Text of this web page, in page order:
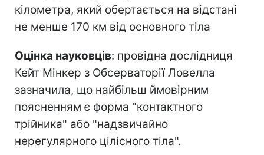
кілометра, який обертається на відстані
не менше 170 км від основного тіла
Оцінка науковців: провідна дослідниця
Кейт Мінкер з Обсерваторії Ловелла
зазначила, що найбільш ймовірним
поясненням є форма "контактного
трійника" або "надзвичайно
нерегулярного цілісного тіла".